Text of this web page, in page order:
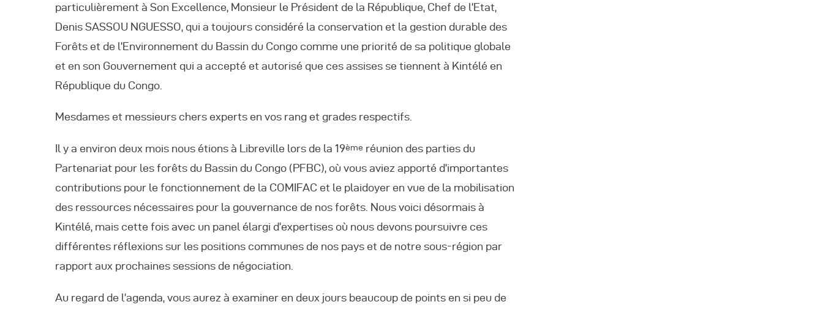
particulièrement à Son Excellence, Monsieur le Président de la République, Chef de l’Etat,
Denis SASSOU NGUESSO, qui a toujours considéré la conservation et la gestion durable des
Forêts et de l’Environnement du Bassin du Congo comme une priorité de sa politique globale
et en son Gouvernement qui a accepté et autorisé que ces assises se tiennent à Kintélé en
République du Congo.
Mesdames et messieurs chers experts en vos rang et grades respectifs.
Il y a environ deux mois nous étions à Libreville lors de la 19ème réunion des parties du
Partenariat pour les forêts du Bassin du Congo (PFBC), où vous aviez apporté d’importantes
contributions pour le fonctionnement de la COMIFAC et le plaidoyer en vue de la mobilisation
des ressources nécessaires pour la gouvernance de nos forêts. Nous voici désormais à
Kintélé, mais cette fois avec un panel élargi d’expertises où nous devons poursuivre ces
différentes réflexions sur les positions communes de nos pays et de notre sous-région par
rapport aux prochaines sessions de négociation.
Au regard de l’agenda, vous aurez à examiner en deux jours beaucoup de points en si peu de